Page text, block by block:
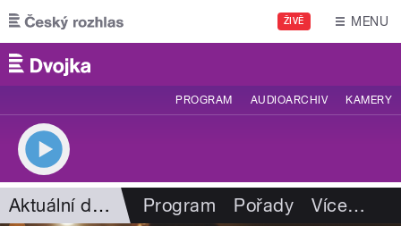
Přejít k hlavnímu obsahu
ŽIVĚ MENU
PROGRAM AUDIOARCHIV KAMERY
Aktuální dění Program Pořady Více…